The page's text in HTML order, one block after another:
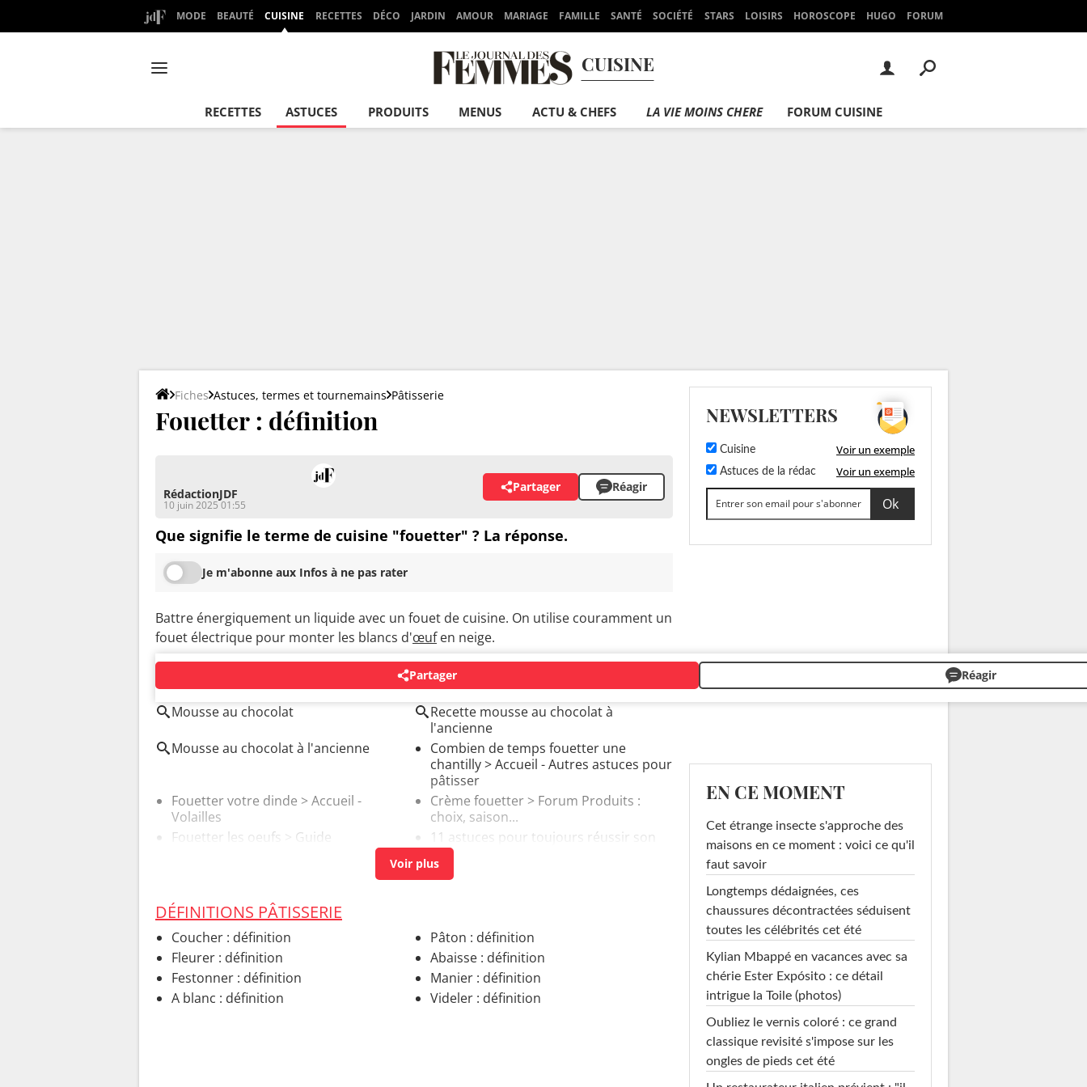
MODE BEAUTÉ CUISINE RECETTES DÉCO JARDIN AMOUR MARIAGE FAMILLE SANTÉ SOCIÉTÉ STARS LOISIRS HOROSCOPE HUGO FORUM
CUISINE
RECETTES ASTUCES PRODUITS MENUS ACTU & CHEFS LA VIE MOINS CHERE FORUM CUISINE
Fiches Astuces, termes et tournemains Pâtisserie
Fouetter : définition
RédactionJDF
10 juin 2025 01:55
Partager Réagir
Que signifie le terme de cuisine "fouetter" ? La réponse.
Je m'abonne aux Infos à ne pas rater
Battre énergiquement un liquide avec un fouet de cuisine. On utilise couramment un
fouet électrique pour monter les blancs d'œufen neige.
Partager Réagir
AUTOUR DU MÊME SUJET
Mousse au chocolat
Recette mousse au chocolat à
l'ancienne
Mousse au chocolat à l'ancienne
Combien de temps fouetter une
chantilly> Accueil - Autres astuces pour
pâtisser
Fouetter votre dinde > Accueil -
Volailles
Crème fouetter > Forum Produits :
choix, saison...
Fouetter les oeufs > Guide
11 astuces pour toujours réussir son
tiramisu
DÉFINITIONS PÂTISSERIE
Coucher : définition
Pâton : définition
Fleurer : définition
Abaisse : définition
Festonner : définition
Manier : définition
A blanc : définition
Videler : définition
NEWSLETTERS
Cuisine Voir un exemple
Astuces de la rédac Voir un exemple
EN CE MOMENT
Cet étrange insecte s'approche des
maisons en ce moment : voici ce qu'il
faut savoir
Longtemps dédaignées, ces
chaussures décontractées séduisent
toutes les célébrités cet été
Kylian Mbappé en vacances avec sa
chérie Ester Expósito : ce détail
intrigue la Toile (photos)
Oubliez le vernis coloré : ce grand
classique revisité s'impose sur les
ongles de pieds cet été